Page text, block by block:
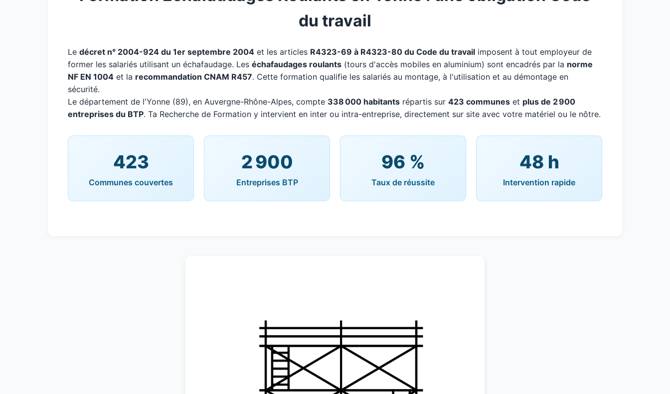
du travail
Le décret n° 2004-924 du 1er septembre 2004 et les articles R4323-69 à R4323-80 du Code du travail imposent à tout employeur de
former les salariés utilisant un échafaudage. Les échafaudages roulants (tours d'accès mobiles en aluminium) sont encadrés par la norme
NF EN 1004 et la recommandation CNAM R457. Cette formation qualifie les salariés au montage, à l'utilisation et au démontage en
sécurité.
Le département de l'Yonne (89), en Auvergne-Rhône-Alpes, compte 338 000 habitants répartis sur 423 communes et plus de 2 900
entreprises du BTP. Ta Recherche de Formation y intervient en inter ou intra-entreprise, directement sur site avec votre matériel ou le nôtre.
423
Communes couvertes
2 900
Entreprises BTP
96 %
Taux de réussite
48 h
Intervention rapide